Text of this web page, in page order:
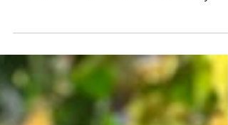
產品、服務設計倡議 circular economy #循
環經濟 推廣 #可持續發展 的模式。展覽有不
少關於環保設計的物料，有來自荷蘭本地用
物製作可自然分解的尿片、減少環境...